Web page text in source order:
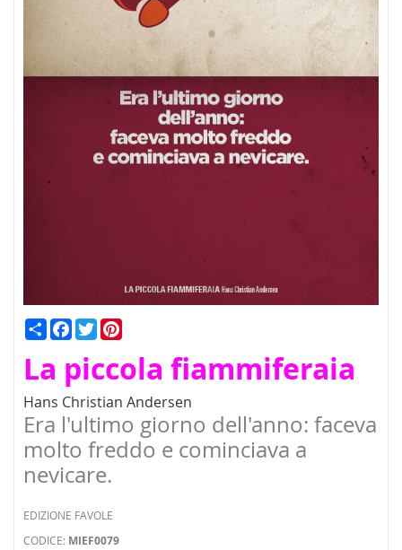
CondividiFacebook
Twitter
La piccola fiammiferaia
Hans Christian Andersen
Era l'ultimo giorno dell'anno: faceva
molto freddo e cominciava a
nevicare.
EDIZIONE FAVOLE
CODICE: MIEF0079